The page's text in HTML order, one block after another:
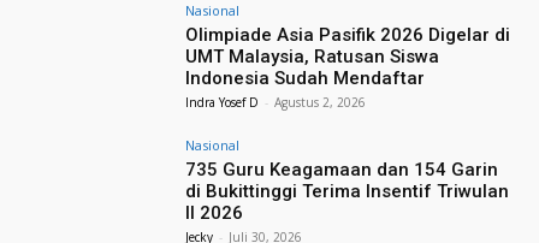
Nasional
Olimpiade Asia Pasifik 2026 Digelar di
UMT Malaysia, Ratusan Siswa
Indonesia Sudah Mendaftar
Indra Yosef D - Agustus 2, 2026
Nasional
735 Guru Keagamaan dan 154 Garin
di Bukittinggi Terima Insentif Triwulan
II 2026
Jecky - Juli 30, 2026